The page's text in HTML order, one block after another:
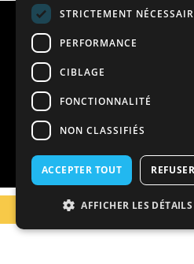
Calendrier des
Notre engagement
Charte qualité
Projet éducatif
C.G.V
STRICTEMENT
PERFORMANCE
CIBLAGE
FONCTIONNALITÉ
NON CLASSIFIÉS
ACCEPTER TOUT
AFFICHER LES DÉTAILS